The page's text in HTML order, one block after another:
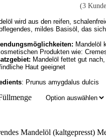
(3
wird aus den reifen,
mildes Basisöl, das
Mandelöl
Produkten wie:
Mandelöl fettet gut
: Prunus amygdalus dulcis
Mandelöl (kaltgepresst)